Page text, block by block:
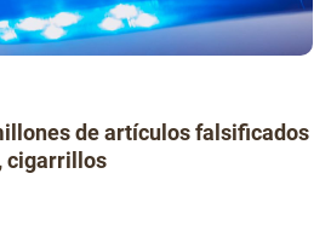
de artículos falsificados
cigarrillos